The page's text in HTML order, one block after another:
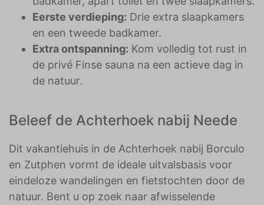
Eerste verdieping: Drie extra slaapkamers
en een tweede badkamer.
Extra ontspanning: Kom volledig tot rust in
de privé Finse sauna na een actieve dag in
de natuur.
Beleef de Achterhoek nabij Neede
Dit vakantiehuis in de Achterhoek nabij Borculo
en Zutphen vormt de ideale uitvalsbasis voor
eindeloze wandelingen en fietstochten door de
natuur. Bent u op zoek naar afwisselende